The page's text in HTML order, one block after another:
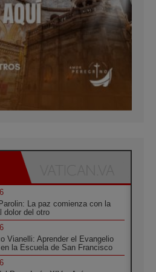
La paz comienza con la
dolor del otro
Vianelli: Aprender el Evangelio
la Escuela de San Francisco